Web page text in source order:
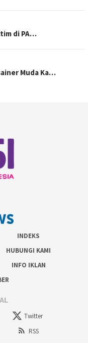
di PA…
Muda Ka…
INDEKS
HUBUNGI KAMI
INFO IKLAN
Twitter
RSS